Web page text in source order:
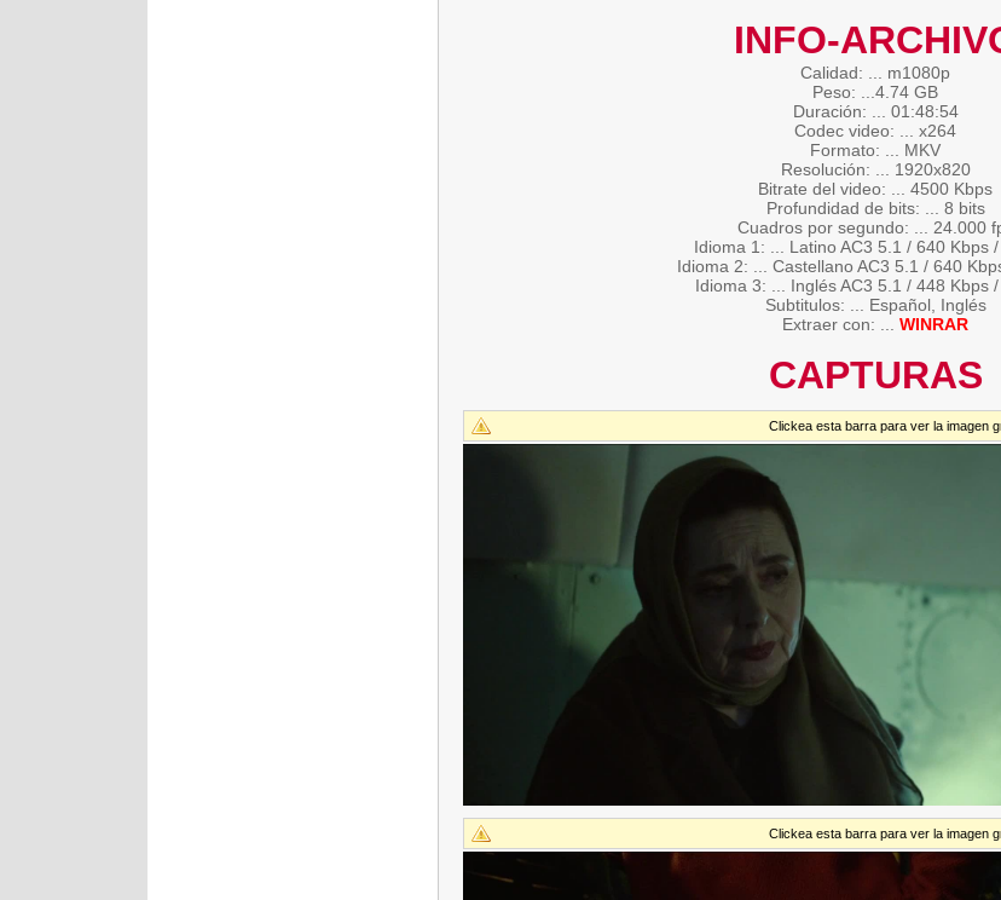
INFO-
Calidad: ... m1080p
Peso: ...4.74 GB
Duración: ... 01:48:54
Codec video: ... x264
Formato: ... MKV
Resolución: ... 1920x820
Bitrate del video: ... 4500 Kbps
Profundidad de bits: ... 8 bits
Cuadros por segundo: ... 24.000
Idioma 1: ... Latino AC3 5.1 / 640 Kbps
Idioma 2: ... Castellano AC3 5.1 / 640
Idioma 3: ... Inglés AC3 5.1 / 448 Kbps
Subtitulos: ... Español, Inglés
Extraer con: ... WINRAR
CAPTURAS
Clickea esta barra para ver la imagen
Clickea esta barra para ver la imagen